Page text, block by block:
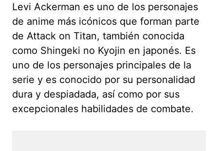
Levi Ackerman es uno de los personajes
de anime más icónicos que forman parte
de Attack on Titan, también conocida
como Shingeki no Kyojin en japonés. Es
uno de los personajes principales de la
serie y es conocido por su personalidad
dura y despiadada, así como por sus
excepcionales habilidades de combate.